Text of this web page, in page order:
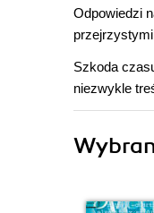
Odpowiedzi
Szkoda
niezwykle